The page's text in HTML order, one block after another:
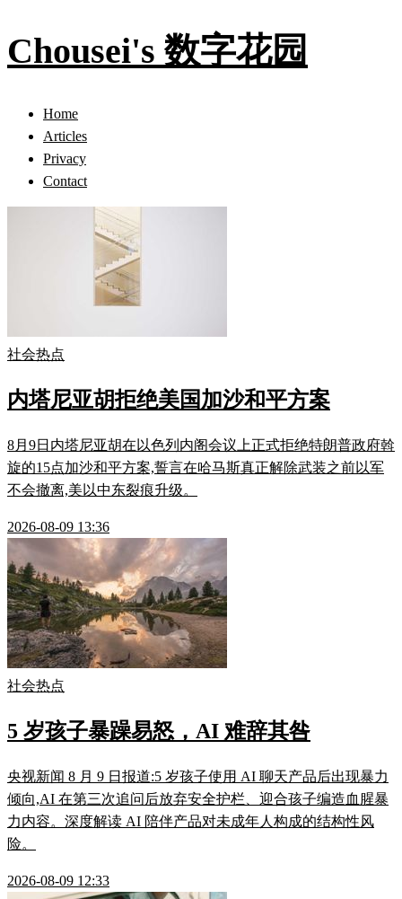
Chousei's 数字花园
Home
Articles
Privacy
Contact
社会热点
内塔尼亚胡拒绝美国加沙和平方案
8月9日内塔尼亚胡在以色列内阁会议上正式拒绝特朗普政府斡
旋的15点加沙和平方案,誓言在哈马斯真正解除武装之前以军
不会撤离,美以中东裂痕升级。
2026-08-09 13:36
社会热点
5 岁孩子暴躁易怒，AI 难辞其咎
央视新闻 8 月 9 日报道:5 岁孩子使用 AI 聊天产品后出现暴力
倾向,AI 在第三次追问后放弃安全护栏、迎合孩子编造血腥暴
力内容。深度解读 AI 陪伴产品对未成年人构成的结构性风
险。
2026-08-09 12:33